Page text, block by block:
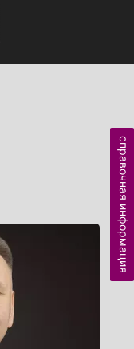
справочная информация